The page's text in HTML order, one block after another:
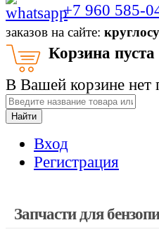
+7 960 585-
заказов на сайте:
Корзина пуста
В Вашей корзине нет
Найти
Вход
Регистрация
Запчасти для